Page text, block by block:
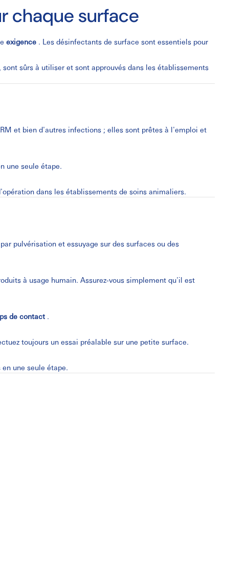
chaque surface
exigence . Les désinfectants de surface sont essentiels pour
sûrs à utiliser et sont approuvés dans les établissements
et bien d'autres infections ; elles sont prêtes à l'emploi et
une seule étape.
dans les établissements de soins animaliers.
pulvérisation et essuyage sur des surfaces ou des
à usage humain. Assurez-vous simplement qu'il est
de contact .
toujours un essai préalable sur une petite surface.
une seule étape.